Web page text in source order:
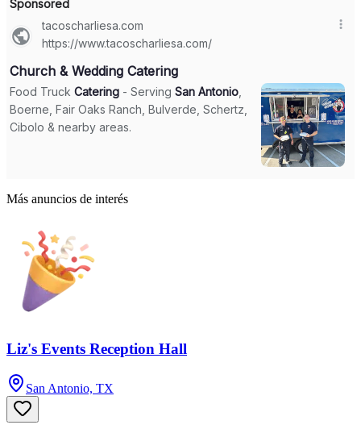
Más anuncios de interés
Liz's Events Reception Hall
San Antonio, TX